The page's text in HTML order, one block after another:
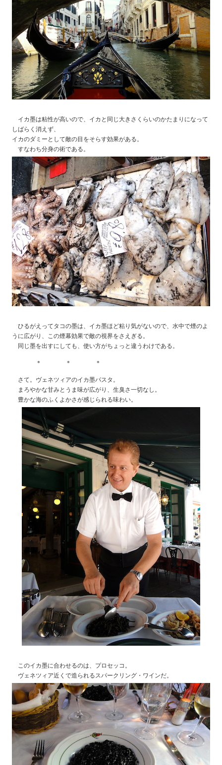
イカ墨は粘性が高いので、イカと同じ大きさくらいのかたまりになって
しばらく消えず、
イカのダミーとして敵の目をそらす効果がある。
すなわち分身の術である。
ひるがえってタコの墨は、イカ墨ほど粘り気がないので、水中で煙のよ
うに広がり、この煙幕効果で敵の視界をさえぎる。
同じ墨を出すにしても、使い方がちょっと違うわけである。
＊ ＊ ＊
さて。ヴェネツィアのイカ墨パスタ。
まろやかな甘みとうま味が広がり、生臭さ一切なし。
豊かな海のふくよかさが感じられる味わい。
このイカ墨に合わせるのは、プロセッコ。
ヴェネツィア近くで造られるスパークリング・ワインだ。